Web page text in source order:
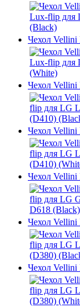
Чехол
Чехол
Чехол
Чехол
Чехол
Чехол